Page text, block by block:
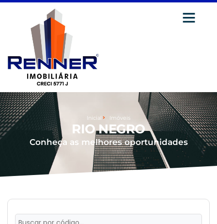
Inicial Imóveis
RIO NEGRO
Conheça as melhores oportunidades